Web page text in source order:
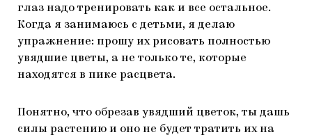
глаз надо тренировать как и все остальное.
Когда я занимаюсь с детьми, я делаю
упражнение: прошу их рисовать полностью
увядшие цветы, а не только те, которые
находятся в пике расцвета.
Понятно, что обрезав увядший цветок, ты дашь
силы растению и оно не будет тратить их на